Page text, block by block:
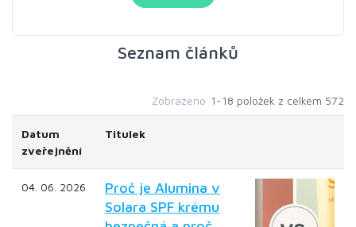
Seznam článků
Zobrazeno 1-18 položek z celkem 572
Datum
zveřejnění
Titulek
04. 06. 2026
Proč je Alumina v
Solara SPF krému